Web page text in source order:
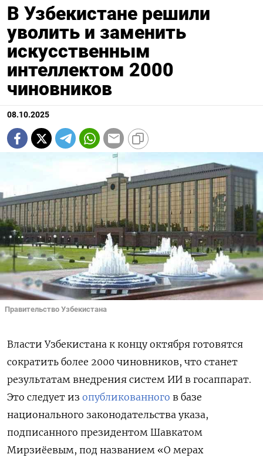
В Узбекистане решили
уволить и заменить
искусственным
интеллектом 2000
чиновников
08.10.2025
Правительство Узбекистана
Власти Узбекистана к концу октября готовятся
сократить более 2000 чиновников, что станет
результатам внедрения систем ИИ в госаппарат.
Это следует из опубликованного в базе
национального законодательства указа,
подписанного президентом Шавкатом
Мирзиёевым, под названием «О мерах